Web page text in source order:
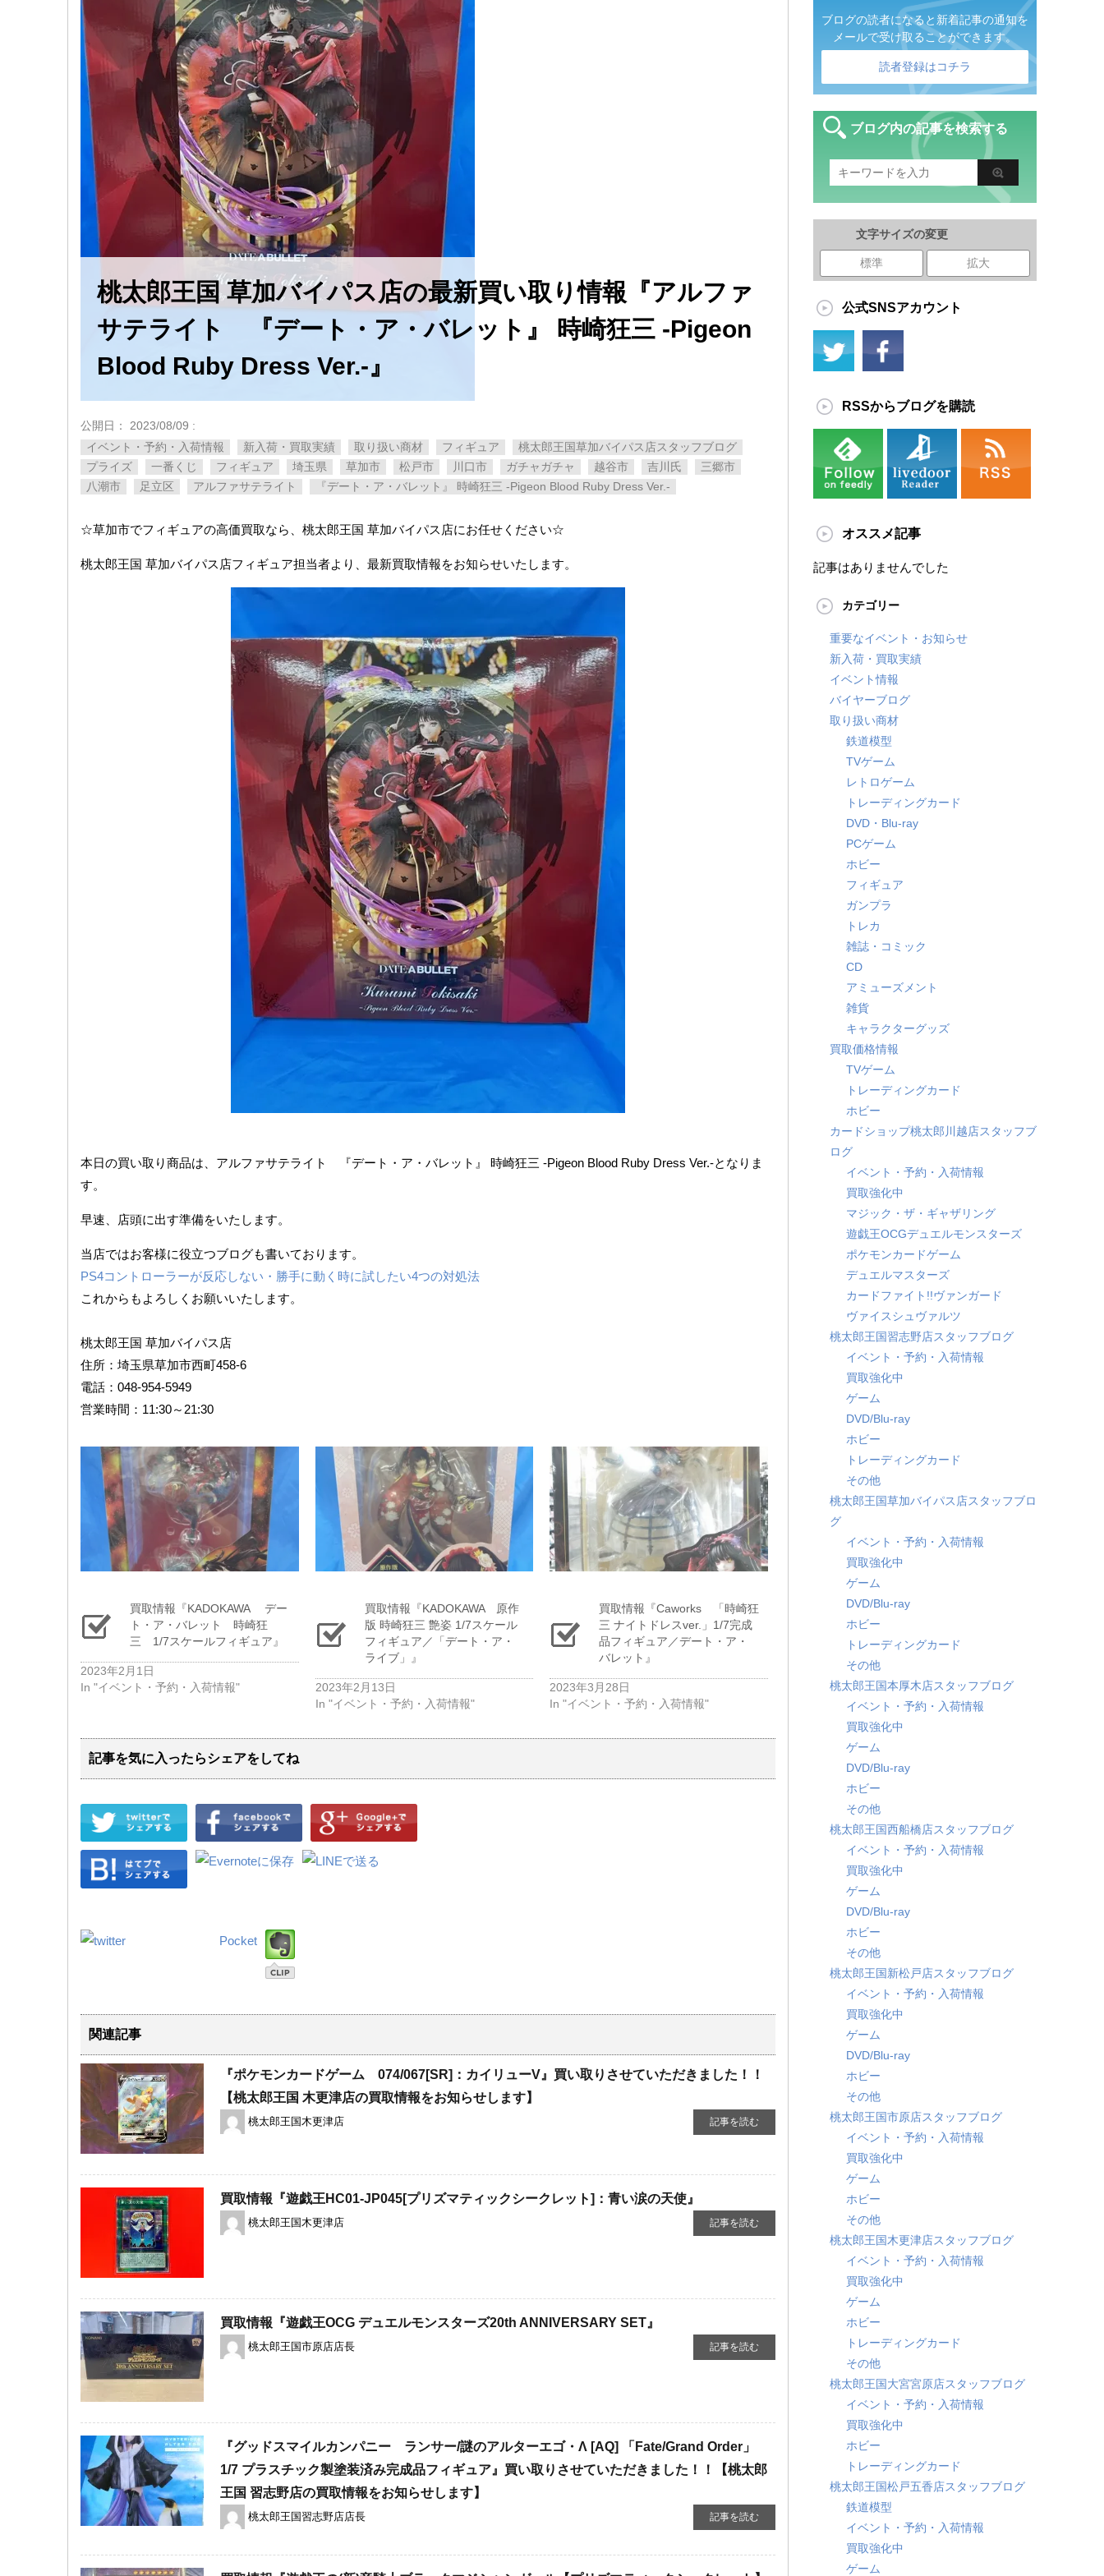
桃太郎王国 草加バイパス店の最新買い取り情報『アルファ
サテライト 『デート・ア・バレット』 ​時崎狂三 ​-Pigeon ​
Blood ​Ruby ​Dress ​Ver.-』
公開日： 2023/08/09 :
イベント・予約・入荷情報
新入荷・買取実績 取り扱い商材 フィギュア
桃太郎王国草加バイパス店スタッフブログ
プライズ
一番くじ フィギュア 埼玉県 草加市 松戸市 川口市 ガチャガチャ 越谷市 吉川氏
三郷市
八潮市
足立区 アルファサテライト 『デート・ア・バレット』 ​時崎狂三 ​-Pigeon ​Blood ​Ruby ​Dress ​Ver.-
☆草加市でフィギュアの高価買取なら、桃太郎王国 草加バイパス店にお任せください☆
桃太郎王国 草加バイパス店フィギュア担当者より、最新買取情報をお知らせいたします。
本日の買い取り商品は、アルファサテライト 『デート・ア・バレット』 ​時崎狂三 ​-Pigeon ​Blood ​Ruby ​Dress ​Ver.-となりま
す。
早速、店頭に出す準備をいたします。
当店ではお客様に役立つブログも書いております。
PS4コントローラーが反応しない・勝手に動く時に試したい4つの対処法
これからもよろしくお願いいたします。
桃太郎王国 草加バイパス店
住所：埼玉県草加市西町458‐6
電話：048-954-5949
営業時間：11:30～21:30
買取情報『KADOKAWA デー
ト・ア・バレット 時崎狂
三 1/7スケールフィギュア』
2023年2月1日
In "イベント・予約・入荷情報"
買取情報『KADOKAWA 原作
版 ​時崎狂三 ​艶姿 ​1/7スケール
フィギュア／「デート・ア・
ライブ」』
2023年2月13日
In "イベント・予約・入荷情報"
買取情報『Caworks 「時崎狂
三 ​ナイトドレスver.」1/7完成
品フィギュア／デート・ア・
バレット』
2023年3月28日
In "イベント・予約・入荷情報"
記事を気に入ったらシェアをしてね
Pocket
関連記事
『ポケモンカードゲーム 074/067[SR]：カイリューV』買い取りさせていただきました！！
【桃太郎王国 木更津店の買取情報をお知らせします】
桃太郎王国木更津店 記事を読む
買取情報『遊戯王HC01-JP045[プリズマティックシークレット]：青い涙の天使』
桃太郎王国木更津店 記事を読む
買取情報『遊戯王OCG ​デュエルモンスターズ20th ​ANNIVERSARY ​SET』
桃太郎王国市原店店長 記事を読む
『グッドスマイルカンパニー ランサー/謎のアルターエゴ・Λ ​[AQ] ​「Fate/Grand ​Order」 ​
1/7 ​プラスチック製塗装済み完成品フィギュア』買い取りさせていただきました！！【桃太郎
王国 習志野店の買取情報をお知らせします】
桃太郎王国習志野店店長 記事を読む
ブログの読者になると新着記事の通知を
メールで受け取ることができます。
読者登録はコチラ
ブログ内の記事を検索する
文字サイズの変更
標準 拡大
公式SNSアカウント
RSSからブログを購読
オススメ記事
記事はありませんでした
カテゴリー
重要なイベント・お知らせ
新入荷・買取実績
イベント情報
バイヤーブログ
取り扱い商材
鉄道模型
TVゲーム
レトロゲーム
トレーディングカード
DVD・Blu-ray
PCゲーム
ホビー
フィギュア
ガンプラ
トレカ
雑誌・コミック
CD
アミューズメント
雑貨
キャラクターグッズ
買取価格情報
TVゲーム
トレーディングカード
ホビー
カードショップ桃太郎川越店スタッフブ
ログ
イベント・予約・入荷情報
買取強化中
マジック・ザ・ギャザリング
遊戯王OCGデュエルモンスターズ
ポケモンカードゲーム
デュエルマスターズ
カードファイト!!ヴァンガード
ヴァイスシュヴァルツ
桃太郎王国習志野店スタッフブログ
イベント・予約・入荷情報
買取強化中
ゲーム
DVD/Blu-ray
ホビー
トレーディングカード
その他
桃太郎王国草加バイパス店スタッフブロ
グ
イベント・予約・入荷情報
買取強化中
ゲーム
DVD/Blu-ray
ホビー
トレーディングカード
その他
桃太郎王国本厚木店スタッフブログ
イベント・予約・入荷情報
買取強化中
ゲーム
DVD/Blu-ray
ホビー
その他
桃太郎王国西船橋店スタッフブログ
イベント・予約・入荷情報
買取強化中
ゲーム
DVD/Blu-ray
ホビー
その他
桃太郎王国新松戸店スタッフブログ
イベント・予約・入荷情報
買取強化中
ゲーム
DVD/Blu-ray
ホビー
その他
桃太郎王国市原店スタッフブログ
イベント・予約・入荷情報
買取強化中
ゲーム
ホビー
その他
桃太郎王国木更津店スタッフブログ
イベント・予約・入荷情報
買取強化中
ゲーム
ホビー
トレーディングカード
その他
桃太郎王国大宮宮原店スタッフブログ
イベント・予約・入荷情報
買取強化中
ホビー
トレーディングカード
桃太郎王国松戸五香店スタッフブログ
鉄道模型
イベント・予約・入荷情報
買取強化中
ゲーム